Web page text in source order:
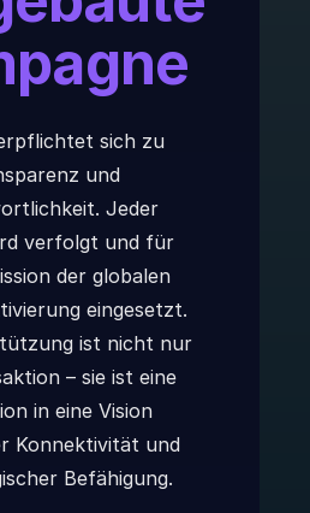
sich zu
und
Jeder
verfolgt und für
der globalen
eingesetzt.
ist nicht nur
– sie ist eine
in eine Vision
Konnektivität und
Befähigung.